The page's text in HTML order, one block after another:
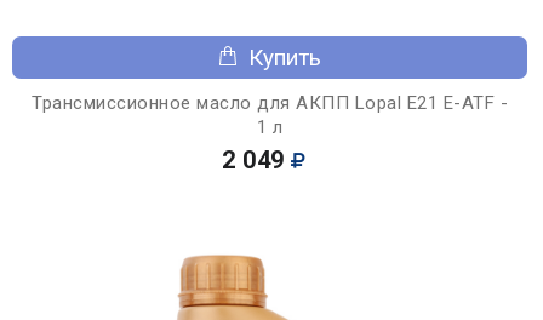
Купить
Трансмиссионное масло для АКПП Lopal E21 E-ATF -
1 л
2 049